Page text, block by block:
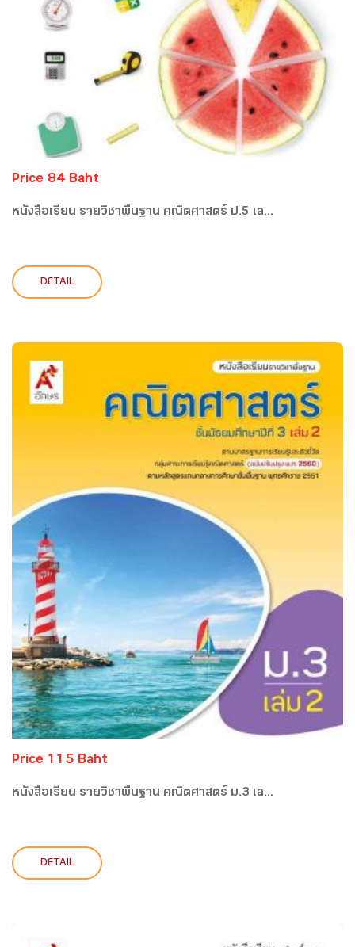
Price 84 Baht
หนังสือเรียน รายวิชาพื้นฐาน คณิตศาสตร์ ป.5 เล...
DETAIL
Price 115 Baht
หนังสือเรียน รายวิชาพื้นฐาน คณิตศาสตร์ ม.3 เล...
DETAIL